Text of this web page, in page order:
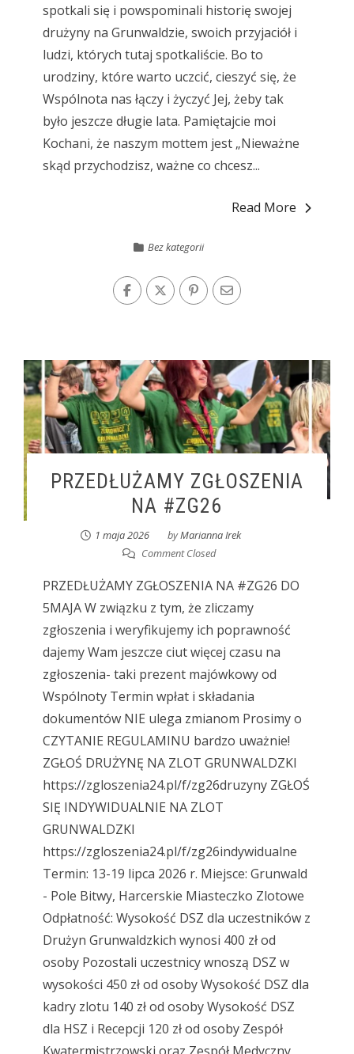
spotkali się i powspominali historię swojej
drużyny na Grunwaldzie, swoich przyjaciół i
ludzi, których tutaj spotkaliście. Bo to
urodziny, które warto uczcić, cieszyć się, że
Wspólnota nas łączy i życzyć Jej, żeby tak
było jeszcze długie lata. Pamiętajcie moi
Kochani, że naszym mottem jest „Nieważne
skąd przychodzisz, ważne co chcesz...
Read More
Bez kategorii
PRZEDŁUŻAMY ZGŁOSZENIA
NA #ZG26
1 maja 2026 byMarianna Irek
Comment Closed
PRZEDŁUŻAMY ZGŁOSZENIA NA #ZG26 DO
5MAJA W związku z tym, że zliczamy
zgłoszenia i weryfikujemy ich poprawność
dajemy Wam jeszcze ciut więcej czasu na
zgłoszenia- taki prezent majówkowy od
Wspólnoty Termin wpłat i składania
dokumentów NIE ulega zmianom Prosimy o
CZYTANIE REGULAMINU bardzo uważnie!
ZGŁOŚ DRUŻYNĘ NA ZLOT GRUNWALDZKI
https://zgloszenia24.pl/f/zg26druzyny ZGŁOŚ
SIĘ INDYWIDUALNIE NA ZLOT
GRUNWALDZKI
https://zgloszenia24.pl/f/zg26indywidualne
Termin: 13-19 lipca 2026 r. Miejsce: Grunwald
- Pole Bitwy, Harcerskie Miasteczko Zlotowe
Odpłatność: Wysokość DSZ dla uczestników z
Drużyn Grunwaldzkich wynosi 400 zł od
osoby Pozostali uczestnicy wnoszą DSZ w
wysokości 450 zł od osoby Wysokość DSZ dla
kadry zlotu 140 zł od osoby Wysokość DSZ
dla HSZ i Recepcji 120 zł od osoby Zespół